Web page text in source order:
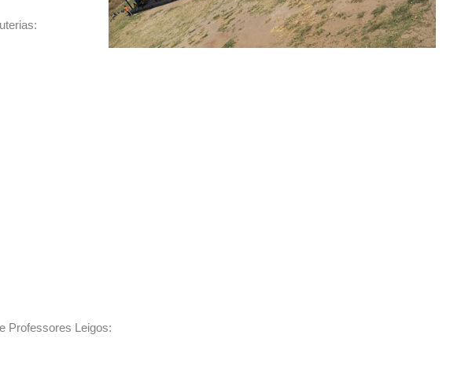
Professores Leigos: